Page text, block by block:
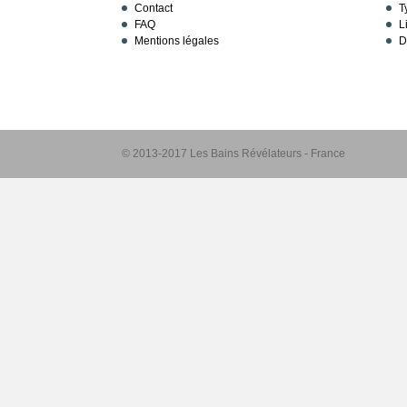
Contact
FAQ
Mentions légales
© 2013-2017 Les Bains Révélateurs - France